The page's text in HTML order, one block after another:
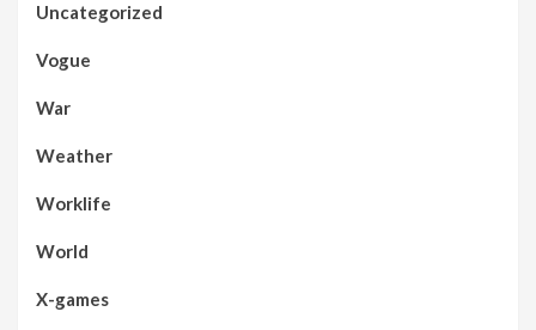
Uncategorized
Vogue
War
Weather
Worklife
World
X-games